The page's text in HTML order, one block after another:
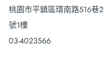
桃園市平鎮區環南路516巷2
號1樓
03-4023566